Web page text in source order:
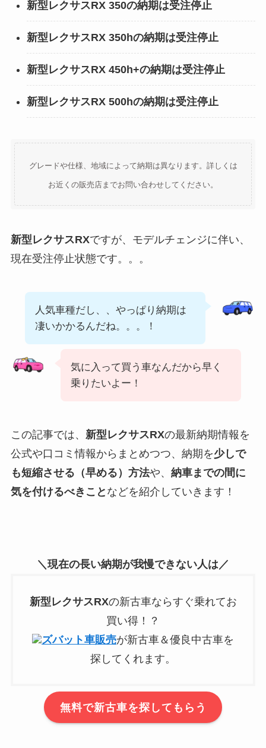
新型レクサスRX 350の納期は受注停止
新型レクサスRX 350hの納期は受注停止
新型レクサスRX 450h+の納期は受注停止
新型レクサスRX 500hの納期は受注停止
グレードや仕様、地域によって納期は異なります。詳しくは
お近くの販売店までお問い合わせしてください。
新型レクサスRXですが、モデルチェンジに伴い、
現在受注停止状態です。。。
人気車種だし、、やっぱり納期は
凄いかかるんだね。。。！
気に入って買う車なんだから早く
乗りたいよー！
この記事では、 新型レクサスRXの最新納期情報を
公式や口コミ情報からまとめつつ、納期を少しで
も短縮させる（早める）方法や、 納車までの間に
気を付けるべきこと などを紹介していきます！
＼現在の長い納期が我慢できない人は／
新型レクサスRXの新古車ならすぐ乗れてお
買い得！？
ズバット車販売が新古車＆優良中古車を
探してくれます。
無料で新古車を探してもらう